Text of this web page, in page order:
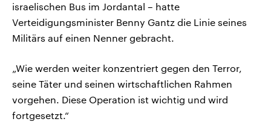
israelischen Bus im Jordantal – hatte
Verteidigungsminister Benny Gantz die Linie seines
Militärs auf einen Nenner gebracht.
„Wie werden weiter konzentriert gegen den Terror,
seine Täter und seinen wirtschaftlichen Rahmen
vorgehen. Diese Operation ist wichtig und wird
fortgesetzt.“